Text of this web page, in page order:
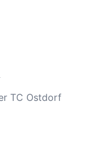
TC Ostdorf